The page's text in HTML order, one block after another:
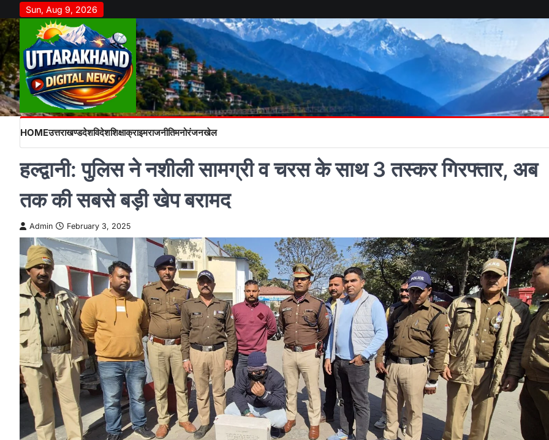
to
content
Sun, Aug 9, 2026
HOMEउत्तराखण्डदेशविदेशशिक्षाक्राइमराजनीतिमनोरंजनखेल
हल्द्वानी: पुलिस ने नशीली सामग्री व चरस के साथ 3 तस्कर गिरफ्तार, अब
तक की सबसे बड़ी खेप बरामद
Admin February 3, 2025